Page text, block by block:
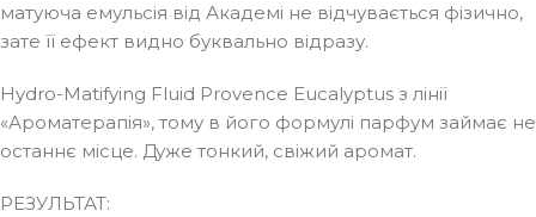
матуюча емульсія від Академі не відчувається фізично,
зате її ефект видно буквально відразу.
Hydro-Matifying Fluid Provence Eucalyptus з лінії
«Ароматерапія», тому в його формулі парфум займає не
останнє місце. Дуже тонкий, свіжий аромат.
РЕЗУЛЬТАТ: